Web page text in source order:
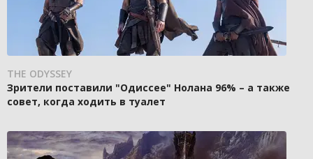
THE ODYSSEY
Зрители поставили "Одиссее" Нолана 96% – а также
совет, когда ходить в туалет